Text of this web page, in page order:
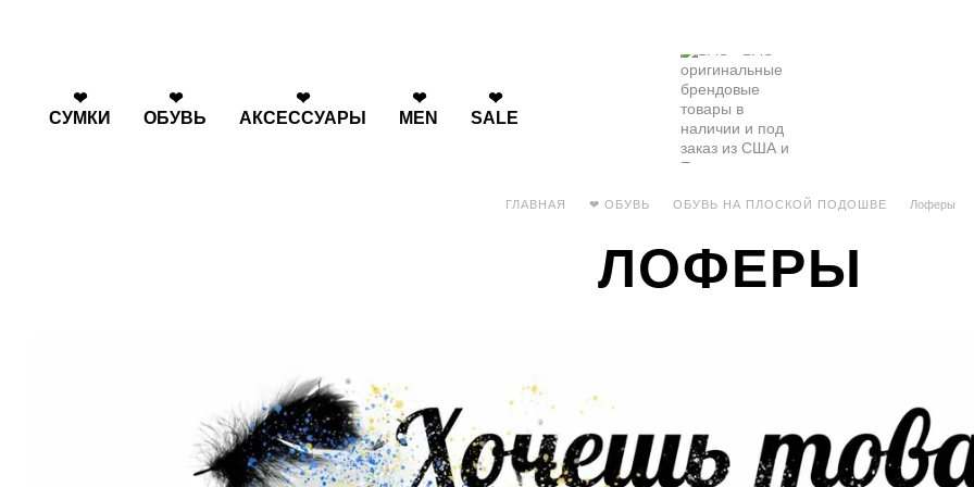
❤
СУМКИ
❤
ОБУВЬ
❤
АКСЕССУАРЫ
❤
MEN
❤
SALE
ГЛАВНАЯ ❤ ОБУВЬ ОБУВЬ НА ПЛОСКОЙ ПОДОШВЕ Лоферы
ЛОФЕРЫ